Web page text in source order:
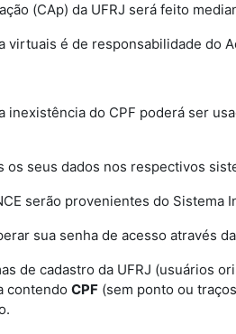
(CAp) da UFRJ será feito
virtuais é de responsabilidade
inexistência do CPF poderá ser
seus dados nos respectivos
serão provenientes do Sistema
sua senha de acesso através da
de cadastro da UFRJ (usuários
contendo CPF (sem ponto ou